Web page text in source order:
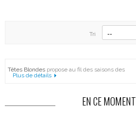
Tri
Têtes Blondes propose au fil des saisons des
Plus de détails
EN CE MOMENT